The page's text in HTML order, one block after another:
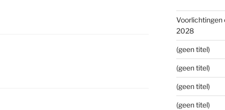
Voorlichtingen
2028
(geen titel)
(geen titel)
(geen titel)
(geen titel)